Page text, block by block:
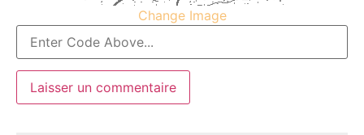
Change Image